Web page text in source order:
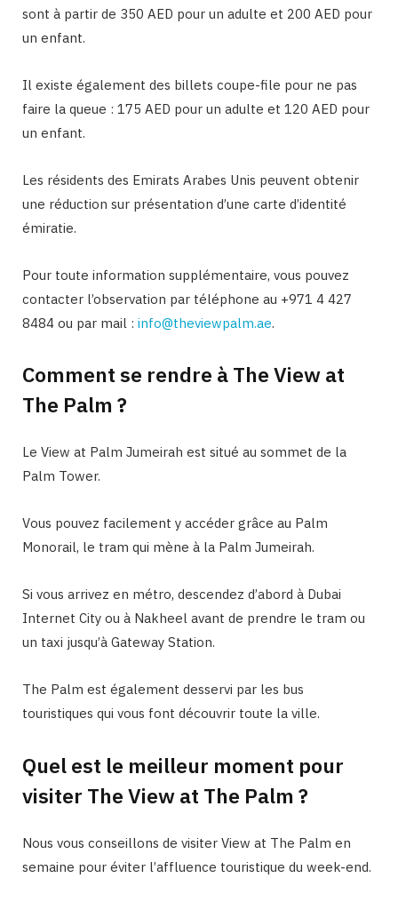
sont à partir de 350 AED pour un adulte et 200 AED pour
un enfant.
Il existe également des billets coupe-file pour ne pas
faire la queue : 175 AED pour un adulte et 120 AED pour
un enfant.
Les résidents des Emirats Arabes Unis peuvent obtenir
une réduction sur présentation d’une carte d’identité
émiratie.
Pour toute information supplémentaire, vous pouvez
contacter l’observation par téléphone au +971 4 427
8484 ou par mail : info@theviewpalm.ae.
Comment se rendre à The View at
The Palm ?
Le View at Palm Jumeirah est situé au sommet de la
Palm Tower.
Vous pouvez facilement y accéder grâce au Palm
Monorail, le tram qui mène à la Palm Jumeirah.
Si vous arrivez en métro, descendez d’abord à Dubai
Internet City ou à Nakheel avant de prendre le tram ou
un taxi jusqu’à Gateway Station.
The Palm est également desservi par les bus
touristiques qui vous font découvrir toute la ville.
Quel est le meilleur moment pour
visiter The View at The Palm ?
Nous vous conseillons de visiter View at The Palm en
semaine pour éviter l’affluence touristique du week-end.